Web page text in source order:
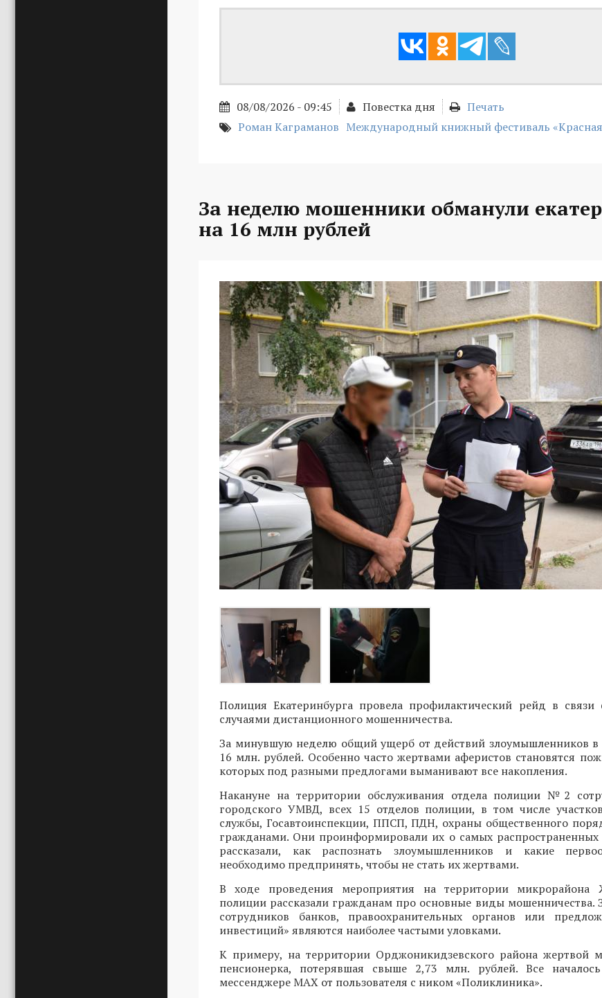
08/08/2026 - 09:45 Повестка дня
Печать
Роман Каграманов Международный книжный фестиваль «Красная
За неделю мошенники обманули
на 16 млн рублей
Полиция Екатеринбурга провела профилактический рейд в связи
случаями дистанционного мошенничества.
За минувшую неделю общий ущерб от действий злоумышленников в
16 млн. рублей. Особенно часто жертвами аферистов становятся
которых под разными предлогами выманивают все накопления.
Накануне на территории обслуживания отдела полиции №2
городского УМВД, всех 15 отделов полиции, в том числе
службы, Госавтоинспекции, ППСП, ПДН, охраны общественного
гражданами. Они проинформировали их о самых распространенных
рассказали, как распознать злоумышленников и какие
необходимо предпринять, чтобы не стать их жертвами.
В ходе проведения мероприятия на территории микрорайона
полиции рассказали гражданам про основные виды мошенничества.
сотрудников банков, правоохранительных органов или
инвестиций» являются наиболее частыми уловками.
К примеру, на территории Орджоникидзевского района жертвой
пенсионерка, потерявшая свыше 2,73 млн. рублей. Все
мессенджере MAX от пользователя с ником «Поликлиника».